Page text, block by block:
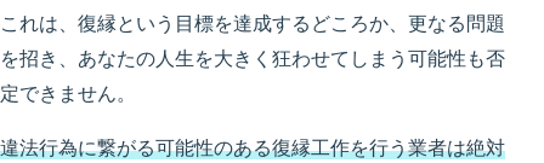
これは、復縁という目標を達成するどころか、更なる問題
を招き、あなたの人生を大きく狂わせてしまう可能性も否
定できません。
違法行為に繋がる可能性のある復縁工作を行う業者は絶対